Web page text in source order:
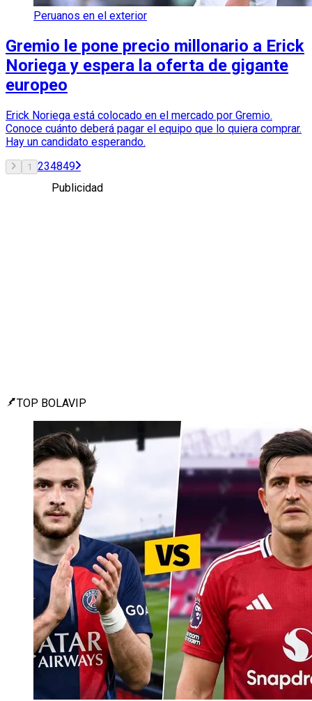
Peruanos en el exterior
Gremio le pone precio millonario a Erick
Noriega y espera la oferta de gigante
europeo
Erick Noriega está colocado en el mercado por Gremio.
Conoce cuánto deberá pagar el equipo que lo quiera comprar.
Hay un candidato esperando.
1 234849
Publicidad
TOP BOLAVIP